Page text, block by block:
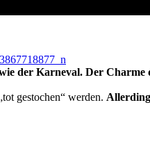
der Karneval. Der
gestochen“ werden.